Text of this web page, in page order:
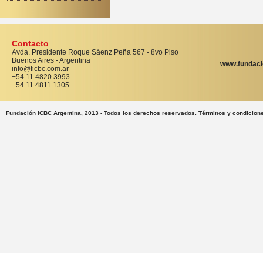
Contacto
Avda. Presidente Roque Sáenz Peña 567 - 8vo Piso
Buenos Aires - Argentina
info@ficbc.com.ar
+54 11 4820 3993
+54 11 4811 1305
Fundación ICBC Argentina, 2013 - Todos los derechos reservados. Términos y